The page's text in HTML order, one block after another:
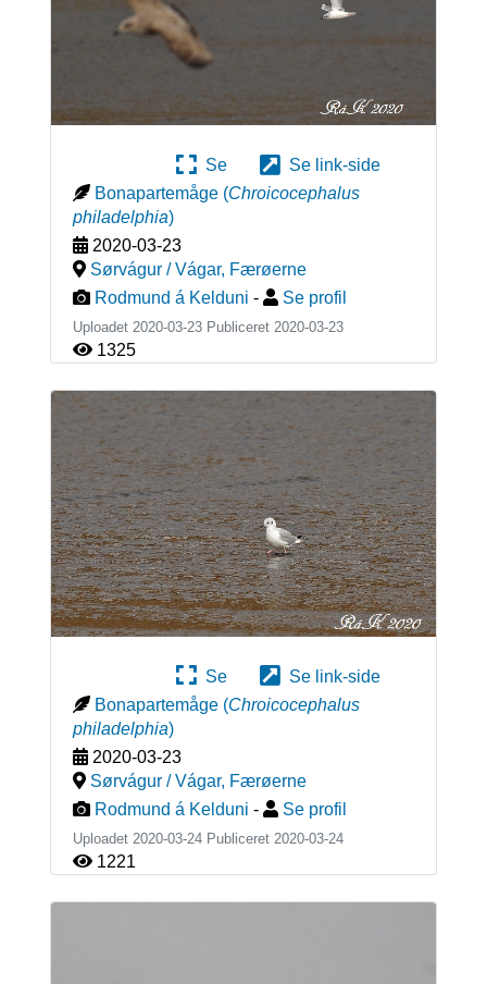
Se
Se link-side
Bonapartemåge (Chroicocephalus
philadelphia)
2020-03-23
Sørvágur / Vágar, Færøerne
Rodmund á Kelduni - Se profil
Uploadet 2020-03-23 Publiceret 2020-03-23
1325
Se
Se link-side
Bonapartemåge (Chroicocephalus
philadelphia)
2020-03-23
Sørvágur / Vágar, Færøerne
Rodmund á Kelduni - Se profil
Uploadet 2020-03-24 Publiceret 2020-03-24
1221